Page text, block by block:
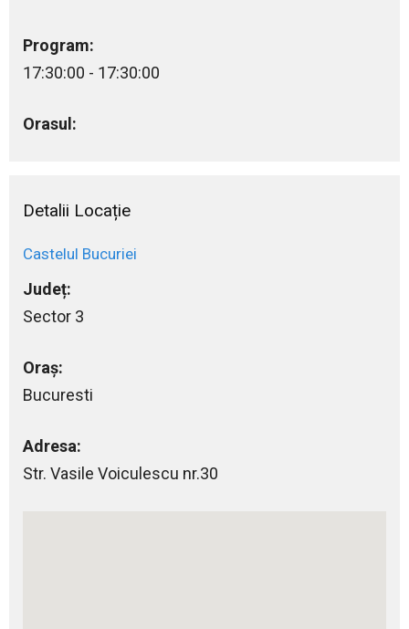
Program:
17:30:00 - 17:30:00
Orasul:
Detalii Locație
Castelul Bucuriei
Județ:
Sector 3
Oraș:
Bucuresti
Adresa:
Str. Vasile Voiculescu nr.30